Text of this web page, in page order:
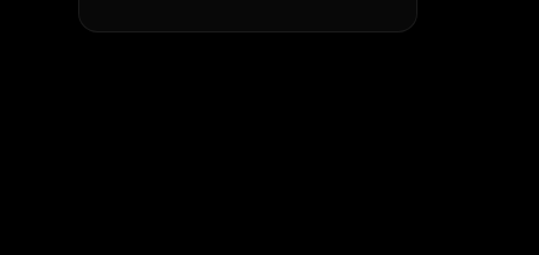
for